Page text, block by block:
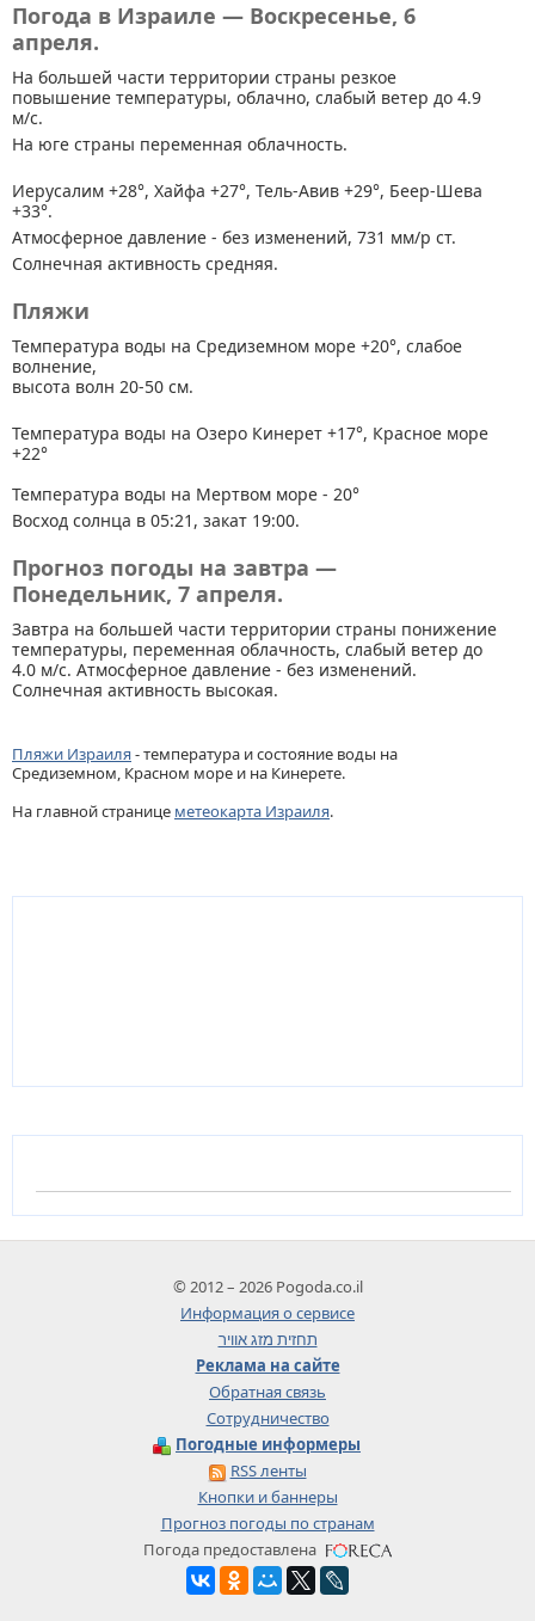
Погода в Израиле — Воскресенье, 6
апреля.
На большей части территории страны резкое
повышение температуры, облачно, слабый ветер до 4.9
м/с.
На юге страны переменная облачность.
Иерусалим +28°, Хайфа +27°, Тель-Авив +29°, Беер-Шева
+33°.
Атмосферное давление - без изменений, 731 мм/р ст.
Солнечная активность средняя.
Пляжи
Температура воды на Средиземном море +20°, слабое
волнение,
высота волн 20-50 см.
Температура воды на Озеро Кинерет +17°, Красное море
+22°
Температура воды на Мертвом море - 20°
Восход солнца в 05:21, закат 19:00.
Прогноз погоды на завтра —
Понедельник, 7 апреля.
Завтра на большей части территории страны понижение
температуры, переменная облачность, слабый ветер до
4.0 м/с. Атмосферное давление - без изменений.
Солнечная активность высокая.
Пляжи Израиля- температура и состояние воды на
Средиземном, Красном море и на Кинерете.
На главной странице метеокарта Израиля.
© 2012 – 2026 Pogoda.co.il
Информация о сервисе
תחזית מזג אוויר
Реклама на сайте
Обратная связь
Сотрудничество
Погодные информеры
RSS ленты
Кнопки и баннеры
Прогноз погоды по странам
Погода предоставлена